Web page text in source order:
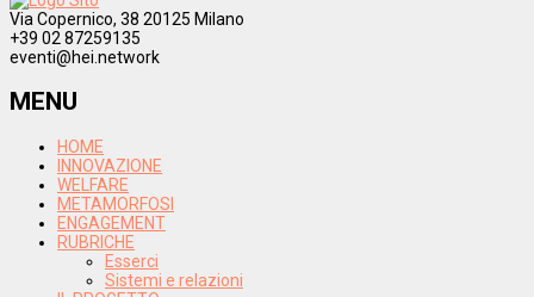
Via Copernico, 38 20125 Milano
+39 02 87259135
eventi@hei.network
MENU
HOME
INNOVAZIONE
WELFARE
METAMORFOSI
ENGAGEMENT
RUBRICHE
Esserci
Sistemi e relazioni